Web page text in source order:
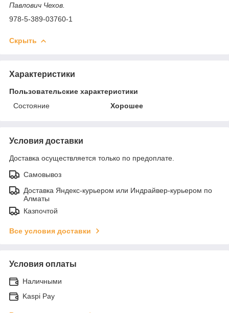
Павлович Чехов.
978-5-389-03760-1
Скрыть
Характеристики
Пользовательские характеристики
Состояние
Хорошее
Условия доставки
Доставка осуществляется только по предоплате.
Самовывоз
Доставка Яндекс-курьером или Индрайвер-курьером по
Алматы
Казпочтой
Все условия доставки
Условия оплаты
Наличными
Kaspi Pay